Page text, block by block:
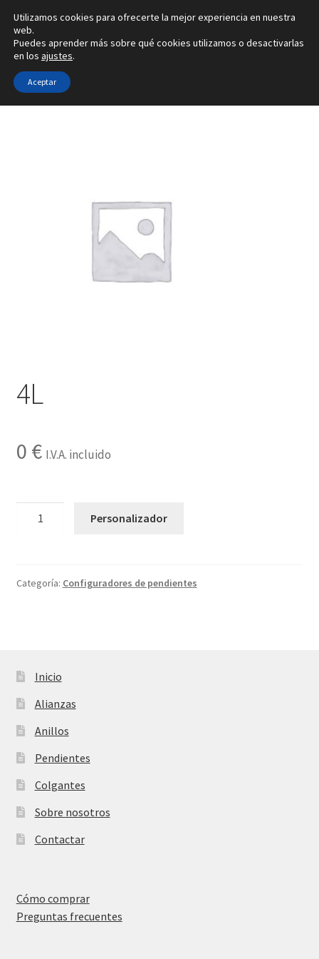
Ir
a
la
navegación
Ir
al
contenido
Inicio
Sobre nosotros
Inicio Tipo de joya
4L
0 € I.V.A. incluido
Personalizador
Categoría: Configuradores de pendientes
Inicio
Alianzas
Anillos
Pendientes
Colgantes
Sobre nosotros
Contactar
Cómo comprar
Preguntas frecuentes
Utilizamos cookies para ofrecerte la mejor experiencia en nuestra
web.
Puedes aprender más sobre qué cookies utilizamos o desactivarlas
en los ajustes.
Aceptar